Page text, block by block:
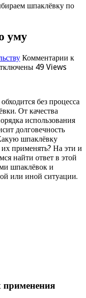
шпаклёвку по
уму
Комментарии к
49 Views
без процесса
От качества
использования
долговечность
шпаклёвку
применять? На эти и
найти ответ в этой
шпаклёвок и
или иной ситуации.